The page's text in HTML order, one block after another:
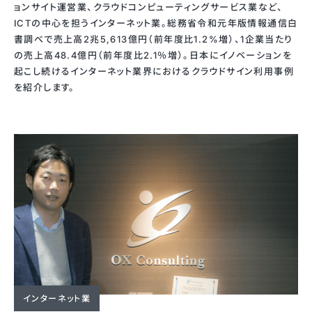
ョンサイト運営業、クラウドコンピューティングサービス業など、
ICTの中心を担うインターネット業。総務省令和元年版情報通信白
書調べで売上高2兆5,613億円（前年度比1.2%増）、1企業当たり
の売上高48.4億円（前年度比2.1％増）。日本にイノベーションを
起こし続けるインターネット業界におけるクラウドサイン利用事例
を紹介します。
インターネット業